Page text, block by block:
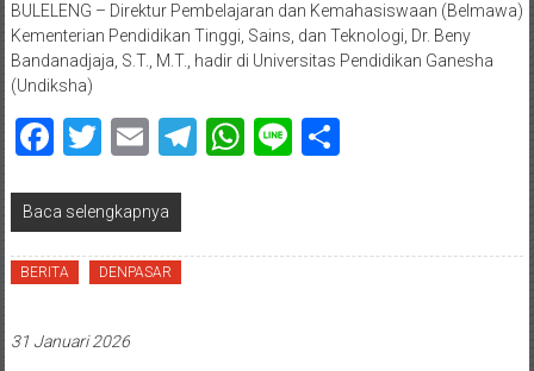
BULELENG – Direktur Pembelajaran dan Kemahasiswaan (Belmawa)
Kementerian Pendidikan Tinggi, Sains, dan Teknologi, Dr. Beny
Bandanadjaja, S.T., M.T., hadir di Universitas Pendidikan Ganesha
(Undiksha)
Facebook
Twitter
EmailTelegram
WhatsApp
LineShare
Baca selengkapnya
BERITA DENPASAR
31 Januari 2026